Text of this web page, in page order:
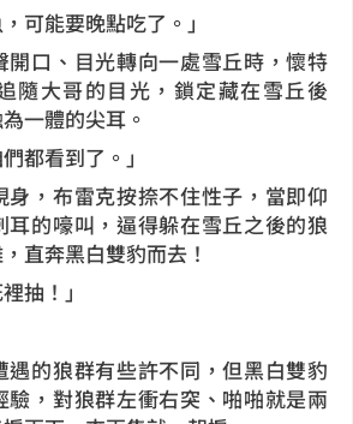
能要晚點吃了。」
口、目光轉向一處雪丘時，懷特
隨大哥的目光，鎖定藏在雪丘後
一體的尖耳。
看到了。」
，布雷克按捺不住性子，當即仰
耳的嚎叫，逼得躲在雪丘之後的狼
直奔黑白雙豹而去！
抽！」
的狼群有些許不同，但黑白雙豹
驗，對狼群左衝右突、啪啪就是兩